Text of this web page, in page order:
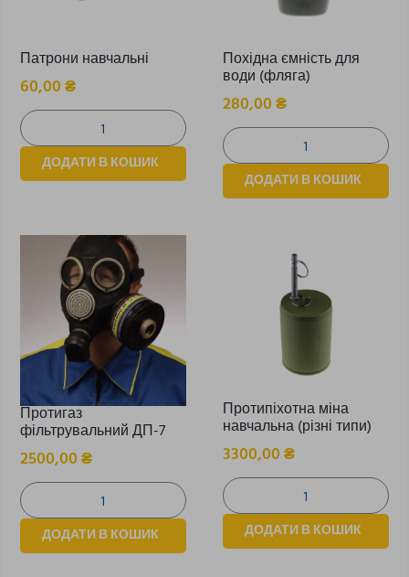
Патрони навчальні
60,00₴
ДОДАТИ В КОШИК
Похідна ємність для
води (фляга)
280,00₴
ДОДАТИ В КОШИК
Протигаз
фільтрувальний ДП-7
2500,00₴
ДОДАТИ В КОШИК
Протипіхотна міна
навчальна (різні типи)
3300,00₴
ДОДАТИ В КОШИК